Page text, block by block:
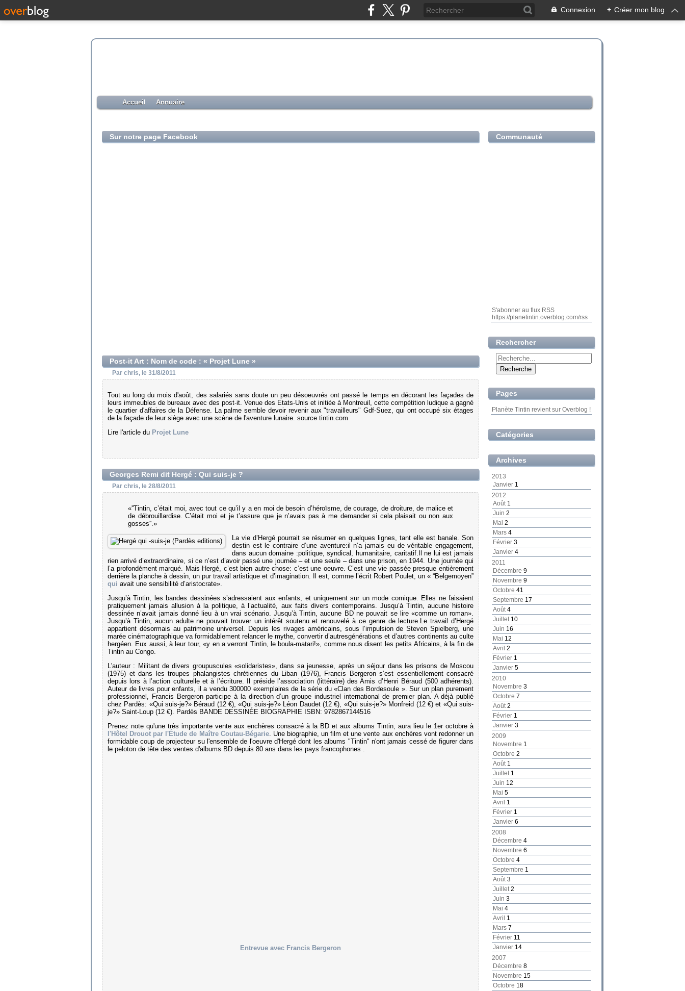
Connexion + Créer mon blog
Accueil Annuaire
Sur notre page Facebook
Post-it Art : Nom de code : « Projet Lune »
Par chris, le 31/8/2011
Tout au long du mois d'août, des salariés sans doute un peu désoeuvrés ont passé le temps en décorant les façades de
leurs immeubles de bureaux avec des post-it. Venue des Etats-Unis et initiée à Montreuil, cette compétition ludique a gagné
le quartier d'affaires de la Défense. La palme semble devoir revenir aux "travailleurs" Gdf-Suez, qui ont occupé six étages
de la façade de leur siège avec une scène de l'aventure lunaire. source tintin.com
Lire l'article du Projet Lune
Georges Remi dit Hergé : Qui suis-je ?
Par chris, le 28/8/2011
«''Tintin, c’était moi, avec tout ce qu’il y a en moi de besoin d’héroïsme, de courage, de droiture, de malice et
de débrouillardise. C’était moi et je t’assure que je n’avais pas à me demander si cela plaisait ou non aux
gosses''.»
La vie d’Hergé pourrait se résumer en quelques lignes, tant elle est banale. Son
destin est le contraire d’une aventure:il n’a jamais eu de véritable engagement,
dans aucun domaine :politique, syndical, humanitaire, caritatif.Il ne lui est jamais
rien arrivé d’extraordinaire, si ce n’est d’avoir passé une journée – et une seule – dans une prison, en 1944. Une journée qui
l’a profondément marqué. Mais Hergé, c’est bien autre chose: c’est une oeuvre. C’est une vie passée presque entièrement
derrière la planche à dessin, un pur travail artistique et d’imagination. Il est, comme l’écrit Robert Poulet, un « “Belgemoyen”
qui avait une sensibilité d’aristocrate».
Jusqu’à Tintin, les bandes dessinées s’adressaient aux enfants, et uniquement sur un mode comique. Elles ne faisaient
pratiquement jamais allusion à la politique, à l’actualité, aux faits divers contemporains. Jusqu’à Tintin, aucune histoire
dessinée n’avait jamais donné lieu à un vrai scénario. Jusqu’à Tintin, aucune BD ne pouvait se lire «comme un roman».
Jusqu’à Tintin, aucun adulte ne pouvait trouver un intérêt soutenu et renouvelé à ce genre de lecture.Le travail d’Hergé
appartient désormais au patrimoine universel. Depuis les rivages américains, sous l’impulsion de Steven Spielberg, une
marée cinématographique va formidablement relancer le mythe, convertir d’autresgénérations et d’autres continents au culte
hergéen. Eux aussi, à leur tour, «y en a verront Tintin, le boula-matari!», comme nous disent les petits Africains, à la fin de
Tintin au Congo.
L'auteur : Militant de divers groupuscules «solidaristes», dans sa jeunesse, après un séjour dans les prisons de Moscou
(1975) et dans les troupes phalangistes chrétiennes du Liban (1976), Francis Bergeron s’est essentiellement consacré
depuis lors à l’action culturelle et à l’écriture. Il préside l’association (littéraire) des Amis d’Henri Béraud (500 adhérents).
Auteur de livres pour enfants, il a vendu 300000 exemplaires de la série du «Clan des Bordesoule ». Sur un plan purement
professionnel, Francis Bergeron participe à la direction d’un groupe industriel international de premier plan. A déjà publié
chez Pardès: «Qui suis-je?» Béraud (12 €), «Qui suis-je?» Léon Daudet (12 €), «Qui suis-je?» Monfreid (12 €) et «Qui suis-
je?» Saint-Loup (12 €). Pardès BANDE DESSINÉE BIOGRAPHIE ISBN: 9782867144516
Prenez note qu'une très importante vente aux enchères consacré à la BD et aux albums Tintin, aura lieu le 1er octobre à
l'Hôtel Drouot par l'Étude de Maître Coutau-Bégarie. Une biographie, un film et une vente aux enchères vont redonner un
formidable coup de projecteur su l'ensemble de l'oeuvre d'Hergé dont les albums "Tintin" n'ont jamais cessé de figurer dans
le peloton de tête des ventes d'albums BD depuis 80 ans dans les pays francophones .
Entrevue avec Francis Bergeron
Communauté
S'abonner au flux RSS
https://planetintin.overblog.com/rss
Rechercher
Pages
Planète Tintin revient sur Overblog !
Catégories
Archives
2013
Janvier 1
2012
Août 1
Juin 2
Mai 2
Mars 4
Février 3
Janvier 4
2011
Décembre 9
Novembre 9
Octobre 41
Septembre 17
Août 4
Juillet 10
Juin 16
Mai 12
Avril 2
Février 1
Janvier 5
2010
Novembre 3
Octobre 7
Août 2
Février 1
Janvier 3
2009
Novembre 1
Octobre 2
Août 1
Juillet 1
Juin 12
Mai 5
Avril 1
Février 1
Janvier 6
2008
Décembre 4
Novembre 6
Octobre 4
Septembre 1
Août 3
Juillet 2
Juin 3
Mai 4
Avril 1
Mars 7
Février 11
Janvier 14
2007
Décembre 8
Novembre 15
Octobre 18